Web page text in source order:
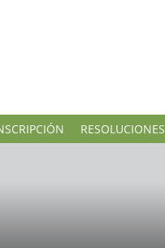
RESOLUCIONES